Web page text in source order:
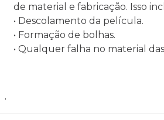
de material e fabricação. Isso
• Descolamento da película.
• Formação de bolhas.
• Qualquer falha no material
.